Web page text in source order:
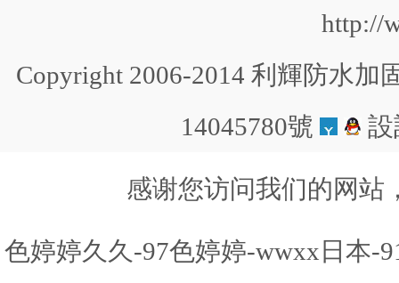
http://
Copyright 2006-2014 利輝防水加
14045780號
感谢您访问我们的网站
色婷婷久久-97色婷婷-wwxx日本-